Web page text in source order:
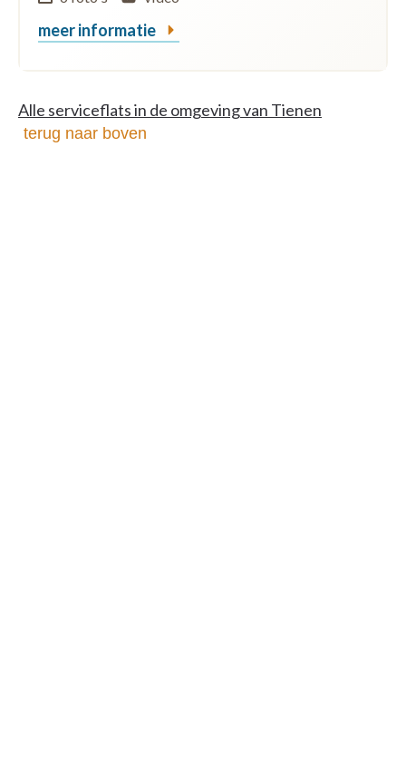
meer informatie
Alle serviceflats in de omgeving van Tienen
terug naar boven